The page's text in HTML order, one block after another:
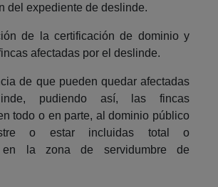
del expediente de deslinde.
de la certificación de dominio y
afectadas por el deslinde.
de que pueden quedar afectadas
pudiendo así, las fincas
todo o en parte, al dominio público
o estar incluidas total o
en la zona de servidumbre de